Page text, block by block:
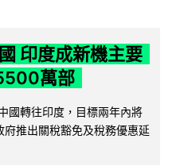
印度成新機主要
萬部
國轉往印度，目標兩年內將
推出關稅豁免及稅務優惠延